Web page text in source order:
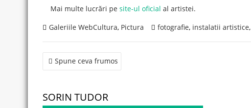
Mai multe lucrări pesite-ul oficial al artistei.
Galeriile WebCultura, Pictura fotografie, instalatii artistice,
Post
navigation
Spune ceva frumos
SORIN TUDOR